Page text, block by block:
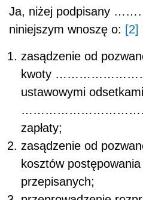
Ja, niżej podpisany
niniejszym wnoszę o: [2]
zasądzenie od
kwoty
ustawowymi
zapłaty;
zasądzenie od
kosztów postępowania
przepisanych;